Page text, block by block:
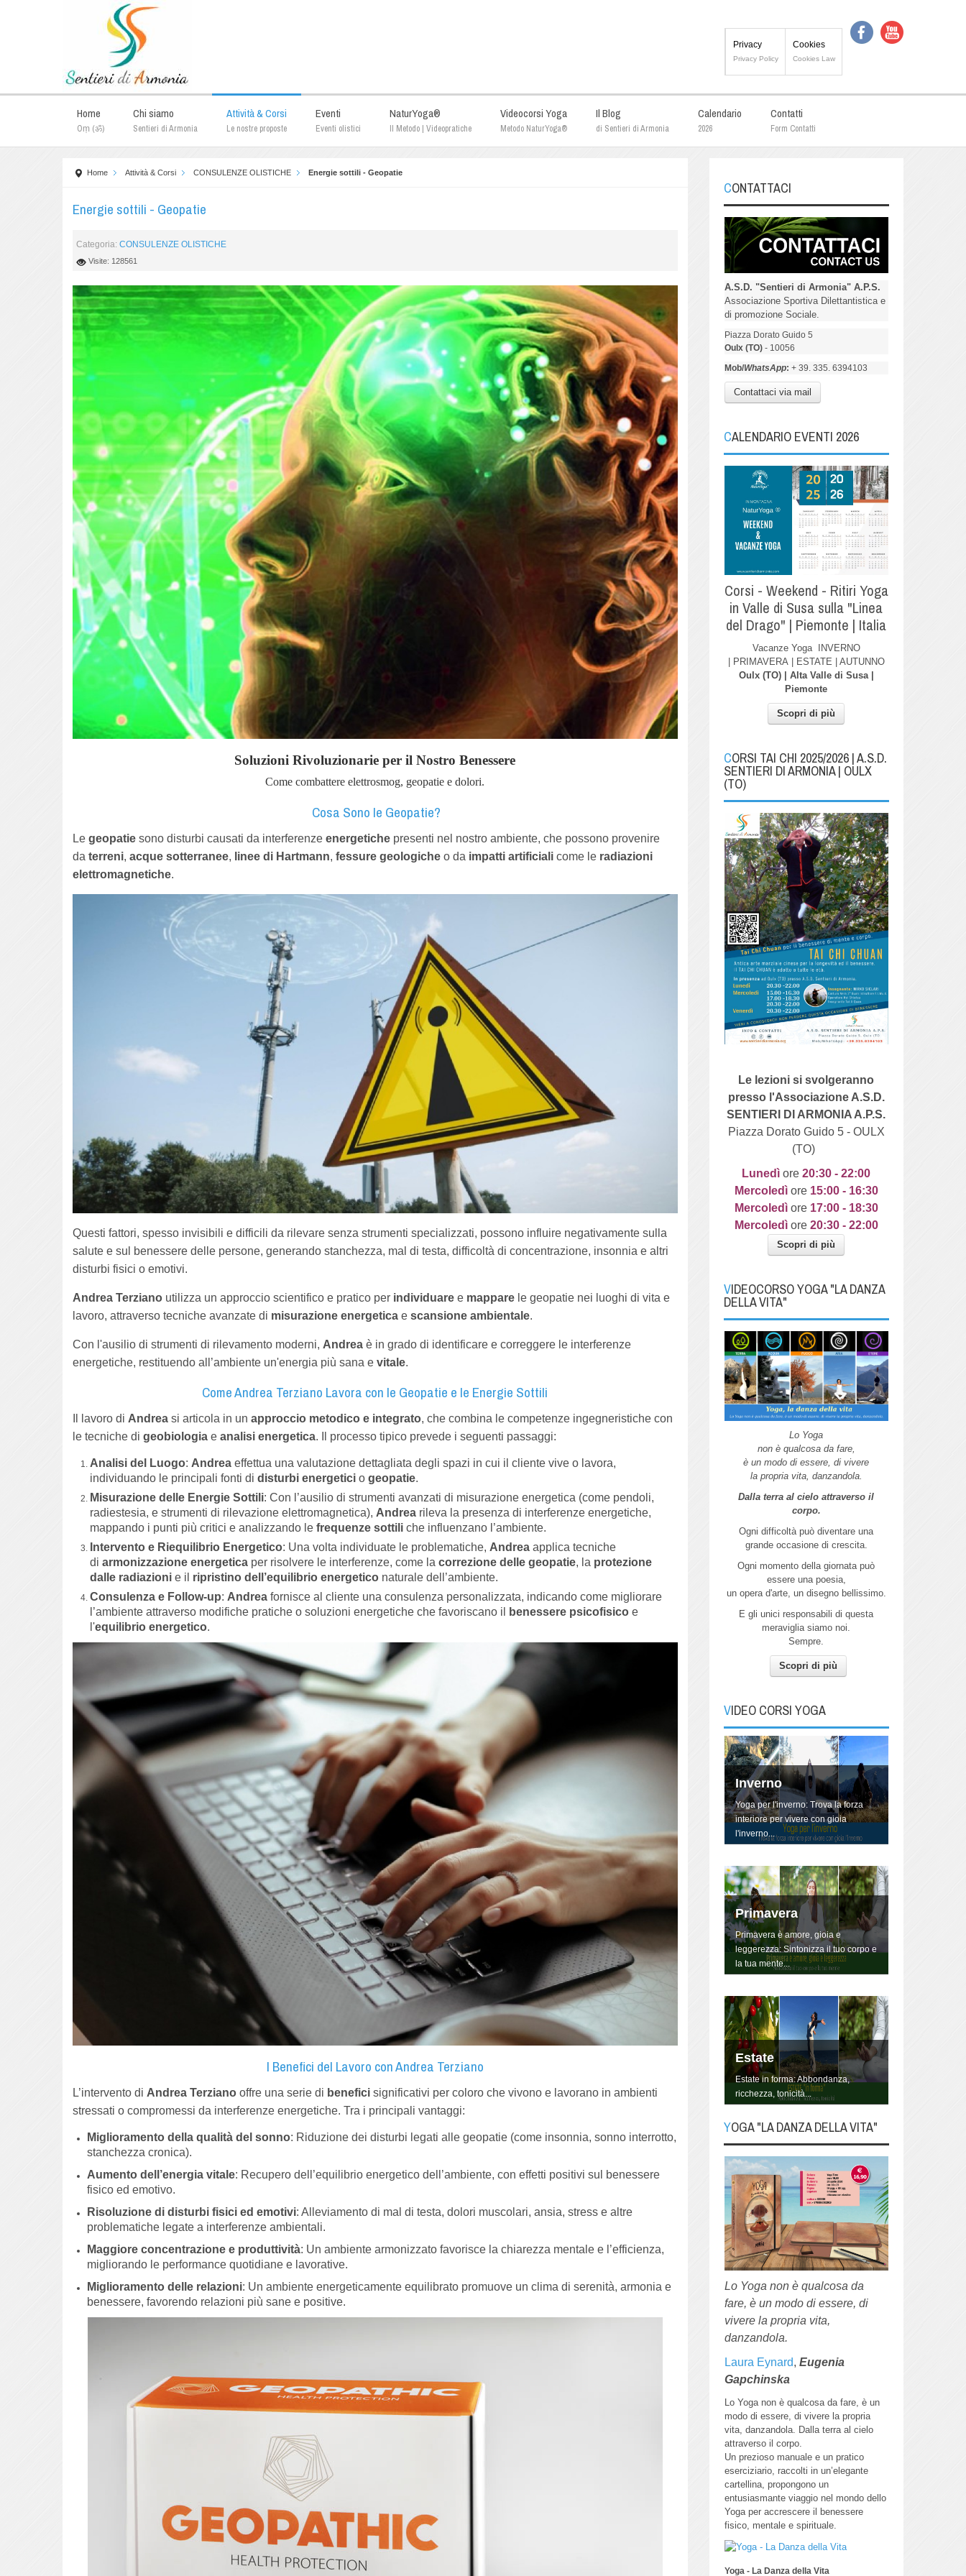
Privacy
Privacy Policy
Cookies
Cookies Law
Home
Oṃ (ॐ)
Chi siamo
Sentieri di Armonia
Attività & Corsi
Le nostre proposte
Eventi
Eventi olistici
NaturYoga®
Il Metodo | Videopratiche
Videocorsi Yoga
Metodo NaturYoga®
Il Blog
di Sentieri di Armonia
Calendario
2026
Contatti
Form Contatti
Home Attività & Corsi CONSULENZE OLISTICHE Energie sottili - Geopatie
Energie sottili - Geopatie
Categoria:CONSULENZE OLISTICHE
Visite: 128561
Soluzioni Rivoluzionarie per il Nostro Benessere
Come combattere elettrosmog, geopatie e dolori.
Cosa Sono le Geopatie?
Legeopatie sono disturbi causati da interferenzeenergetiche presenti nel nostro ambiente, che possono provenire
daterreni,acque sotterranee, linee di Hartmann,fessure geologiche o da impatti artificiali come le radiazioni
elettromagnetiche.
Questi fattori, spesso invisibili e difficili da rilevare senza strumenti specializzati, possono influire negativamente sulla
salute e sul benessere delle persone, generando stanchezza, mal di testa, difficoltà di concentrazione, insonnia e altri
disturbi fisici o emotivi.
Andrea Terziano utilizza un approccio scientifico e pratico per individuare e mappare le geopatie nei luoghi di vita e
lavoro, attraverso tecniche avanzate di misurazione energetica escansione ambientale.
Con l'ausilio di strumenti di rilevamento moderni, Andreaè in grado di identificare e correggere le interferenze
energetiche, restituendo all’ambiente un'energia più sana evitale.
Come Andrea Terziano Lavora con le Geopatie e le Energie Sottili
Il lavoro di Andrea si articola in unapproccio metodico e integrato, che combina le competenze ingegneristiche con
le tecniche digeobiologia eanalisi energetica. Il processo tipico prevede i seguenti passaggi:
Analisi del Luogo: Andrea effettua una valutazione dettagliata degli spazi in cui il cliente vive o lavora,
individuando le principali fonti didisturbi energetici ogeopatie.
Misurazione delle Energie Sottili: Con l’ausilio di strumenti avanzati di misurazione energetica (come pendoli,
radiestesia, e strumenti di rilevazione elettromagnetica), Andrea rileva la presenza di interferenze energetiche,
mappando i punti più critici e analizzando lefrequenze sottili che influenzano l’ambiente.
Intervento e Riequilibrio Energetico: Una volta individuate le problematiche, Andrea applica tecniche
diarmonizzazione energetica per risolvere le interferenze, come lacorrezione delle geopatie, la protezione
dalle radiazioni e il ripristino dell’equilibrio energetico naturale dell’ambiente.
Consulenza e Follow-up: Andrea fornisce al cliente una consulenza personalizzata, indicando come migliorare
l’ambiente attraverso modifiche pratiche o soluzioni energetiche che favoriscano il
benessere psicofisico e
l'equilibrio energetico.
I Benefici del Lavoro con Andrea Terziano
L’intervento di Andrea Terziano offre una serie di benefici significativi per coloro che vivono e lavorano in ambienti
stressati o compromessi da interferenze energetiche. Tra i principali vantaggi:
Miglioramento della qualità del sonno: Riduzione dei disturbi legati alle geopatie (come insonnia, sonno interrotto,
stanchezza cronica).
Aumento dell’energia vitale: Recupero dell’equilibrio energetico dell’ambiente, con effetti positivi sul benessere
fisico ed emotivo.
Risoluzione di disturbi fisici ed emotivi: Alleviamento di mal di testa, dolori muscolari, ansia, stress e altre
problematiche legate a interferenze ambientali.
Maggiore concentrazione e produttività: Un ambiente armonizzato favorisce la chiarezza mentale e l’efficienza,
migliorando le performance quotidiane e lavorative.
Miglioramento delle relazioni: Un ambiente energeticamente equilibrato promuove un clima di serenità, armonia e
benessere, favorendo relazioni più sane e positive.
CONTATTACI
A.S.D. "Sentieri di Armonia" A.P.S.
Associazione Sportiva Dilettantistica e
di promozione Sociale.
Piazza Dorato Guido 5
Oulx (TO)- 10056
Mob/WhatsApp: + 39. 335. 6394103
Contattaci via mail
CALENDARIO EVENTI 2026
Corsi - Weekend - Ritiri Yoga
in Valle di Susa sulla "Linea
del Drago" | Piemonte | Italia
Vacanze Yoga INVERNO
| PRIMAVERA | ESTATE | AUTUNNO
Oulx (TO) | Alta Valle di Susa |
Piemonte
Scopri di più
CORSI TAI CHI 2025/2026 | A.S.D.
SENTIERI DI ARMONIA | OULX
(TO)
Le lezioni si svolgeranno
presso l'Associazione A.S.D.
SENTIERI DI ARMONIA A.P.S.
Piazza Dorato Guido 5 - OULX
(TO)
Lunedìore 20:30 - 22:00
Mercoledì ore 15:00 - 16:30
Mercoledì ore 17:00 - 18:30
Mercoledì ore 20:30 - 22:00
Scopri di più
VIDEOCORSO YOGA "LA DANZA
DELLA VITA"
Lo Yoga
non è qualcosa da fare,
è un modo di essere, di vivere
la propria vita, danzandola.
Dalla terra al cielo attraverso il
corpo.
Ogni difficoltà può diventare una
grande occasione di crescita.
Ogni momento della giornata può
essere una poesia,
un opera d'arte, un disegno bellissimo.
E gli unici responsabili di questa
meraviglia siamo noi.
Sempre.
Scopri di più
VIDEO CORSI YOGA
Autunno
all'energia dell'Autunno.
Inverno
Yoga per l'inverno: Trova la forza
interiore per vivere con gioia
l'inverno...
Primavera
Primavera è amore, gioia e
leggerezza: Sintonizza il tuo corpo e
la tua mente...
Estate
Estate in forma: Abbondanza,
ricchezza, tonicità...
YOGA "La danza della
Vita"
Lo Yoga non è qualcosa da fare, è
un modo di essere, di vivere la
propria vita, danzandola.
YOGA "LA DANZA DELLA VITA"
Lo Yoga non è qualcosa da
fare, è un modo di essere, di
vivere la propria vita,
danzandola.
Laura Eynard, Eugenia
Gapchinska
Lo Yoga non è qualcosa da fare, è un
modo di essere, di vivere la propria
vita, danzandola.
Dalla terra al cielo
attraverso il corpo.
Un prezioso manuale e un pratico
eserciziario, raccolti in un’elegante
cartellina, propongono un
entusiasmante viaggio nel mondo dello
Yoga per accrescere il benessere
fisico, mentale e spirituale.
Yoga - La Danza della Vita